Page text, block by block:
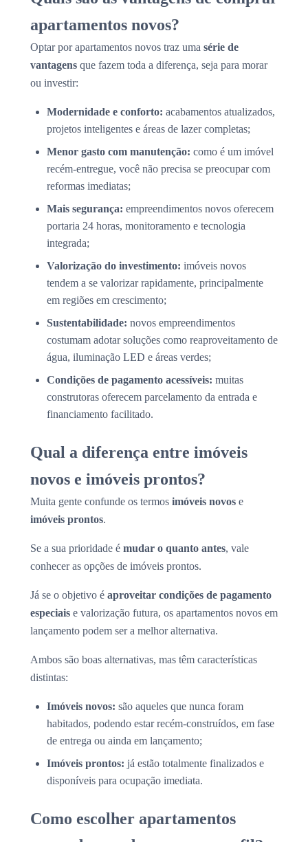
apartamentos novos?
Optar por apartamentos novos traz uma série de
vantagens que fazem toda a diferença, seja para morar
ou investir:
Modernidade e conforto: acabamentos atualizados,
projetos inteligentes e áreas de lazer completas;
Menor gasto com manutenção: como é um imóvel
recém-entregue, você não precisa se preocupar com
reformas imediatas;
Mais segurança: empreendimentos novos oferecem
portaria 24 horas, monitoramento e tecnologia
integrada;
Valorização do investimento: imóveis novos
tendem a se valorizar rapidamente, principalmente
em regiões em crescimento;
Sustentabilidade: novos empreendimentos
costumam adotar soluções como reaproveitamento de
água, iluminação LED e áreas verdes;
Condições de pagamento acessíveis: muitas
construtoras oferecem parcelamento da entrada e
financiamento facilitado.
Qual a diferença entre imóveis
novos e imóveis prontos?
Muita gente confunde os termos imóveis novos e
imóveis prontos.
Se a sua prioridade é mudar o quanto antes, vale
conhecer as opções de imóveis prontos.
Já se o objetivo é aproveitar condições de pagamento
especiais e valorização futura, os apartamentos novos em
lançamento podem ser a melhor alternativa.
Ambos são boas alternativas, mas têm características
distintas:
Imóveis novos: são aqueles que nunca foram
habitados, podendo estar recém-construídos, em fase
de entrega ou ainda em lançamento;
Imóveis prontos: já estão totalmente finalizados e
disponíveis para ocupação imediata.
Como escolher apartamentos